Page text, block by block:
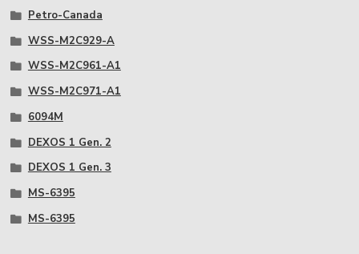
Petro-Canada
WSS-M2C929-A
WSS-M2C961-A1
WSS-M2C971-A1
6094M
DEXOS 1 Gen. 2
DEXOS 1 Gen. 3
MS-6395
MS-6395